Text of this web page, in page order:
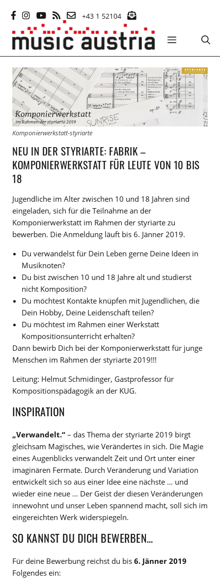
Inhalt
springen
+43 1 52104
MENÜ
Komponierwerkstatt-styriarte
NEU IN DER STYRIARTE: FABRIK –
KOMPONIERWERKSTATT FÜR LEUTE VON 10 BIS
18
Jugendliche im Alter zwischen 10 und 18 Jahren sind
eingeladen, sich für die Teilnahme an der
Komponierwerkstatt im Rahmen der styriarte zu
bewerben. Die Anmeldung läuft bis 6. Jänner 2019.
Du verwandelst für Dein Leben gerne Deine Ideen in
Musiknoten?
Du bist zwischen 10 und 18 Jahre alt und studierst
nicht Komposition?
Du möchtest Kontakte knüpfen mit Jugendlichen, die
Dein Hobby, Deine Leidenschaft teilen?
Du möchtest im Rahmen einer Werkstatt
Kompositionsunterricht erhalten?
Dann bewirb Dich bei der Komponierwerkstatt für junge
Menschen im Rahmen der styriarte 2019!!!
Leitung: Helmut Schmidinger, Gastprofessor für
Kompositionspädagogik an der KUG.
INSPIRATION
„Verwandelt.“ – das Thema der styriarte 2019 birgt
gleichsam Magisches, wie Verändertes in sich. Die Magie
eines Augenblicks verwandelt Zeit und Ort unter einer
imaginären Fermate. Durch Veränderung und Variation
entwickelt sich so aus einer Idee eine nächste … und
wieder eine neue … Der Geist der diesen Veränderungen
innewohnt und unser Leben spannend macht, soll sich im
eingereichten Werk widerspiegeln.
SO KANNST DU DICH BEWERBEN…
Für deine Bewerbung reichst du bis 6. Jänner 2019
Folgendes ein: